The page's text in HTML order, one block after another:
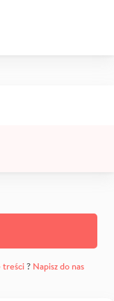
treści? Napisz do nas